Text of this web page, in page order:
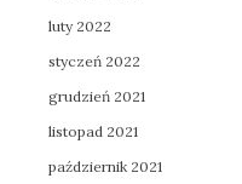
luty 2022
styczeń 2022
grudzień 2021
listopad 2021
październik 2021